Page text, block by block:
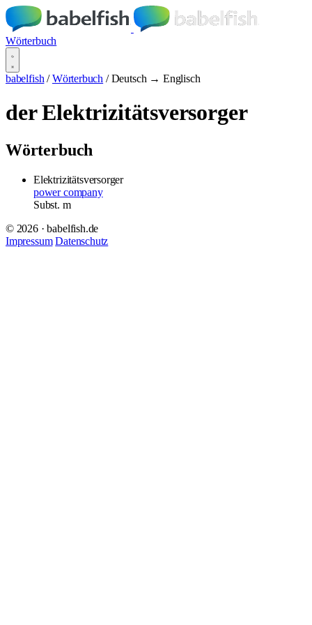
Wörterbuch
babelfish / Wörterbuch / Deutsch → Englisch
der Elektrizitätsversorger
Wörterbuch
Elektrizitätsversorger
power company
Subst. m
© 2026 · babelfish.de
Impressum Datenschutz